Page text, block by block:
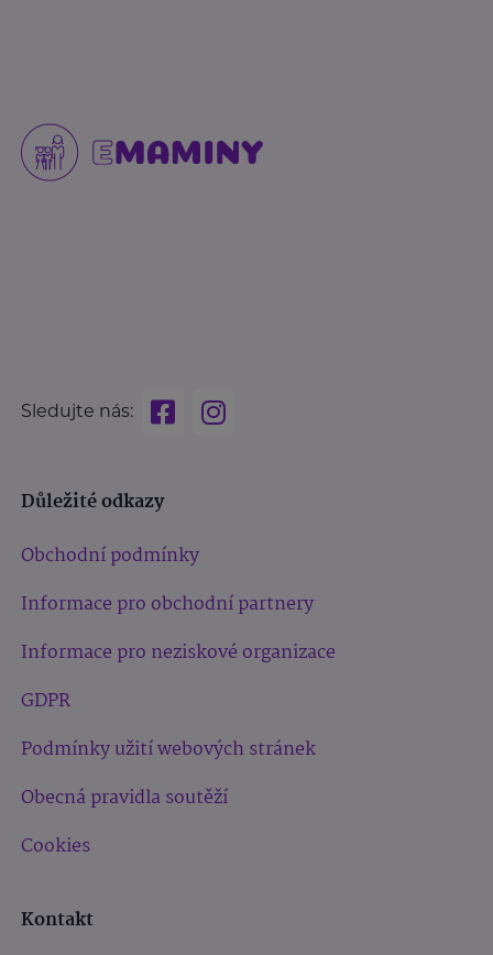
Sledujte nás:
Důležité odkazy
Obchodní podmínky
Informace pro obchodní partnery
Informace pro neziskové organizace
GDPR
Podmínky užití webových stránek
Obecná pravidla soutěží
Cookies
Kontakt